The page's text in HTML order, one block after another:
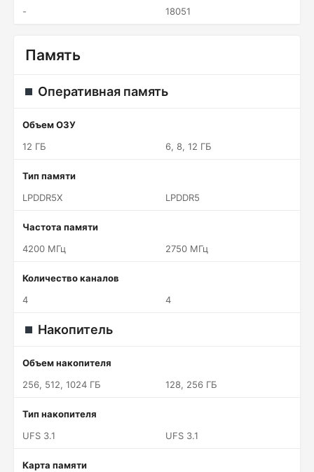
-
18051
Память
Оперативная память
Объем ОЗУ
12 ГБ
6, 8, 12 ГБ
Тип памяти
LPDDR5X
LPDDR5
Частота памяти
4200 МГц
2750 МГц
Количество каналов
4
4
Накопитель
Объем накопителя
256, 512, 1024 ГБ
128, 256 ГБ
Тип накопителя
UFS 3.1
UFS 3.1
Карта памяти